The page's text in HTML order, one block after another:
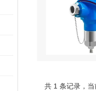
共 1 条记录，